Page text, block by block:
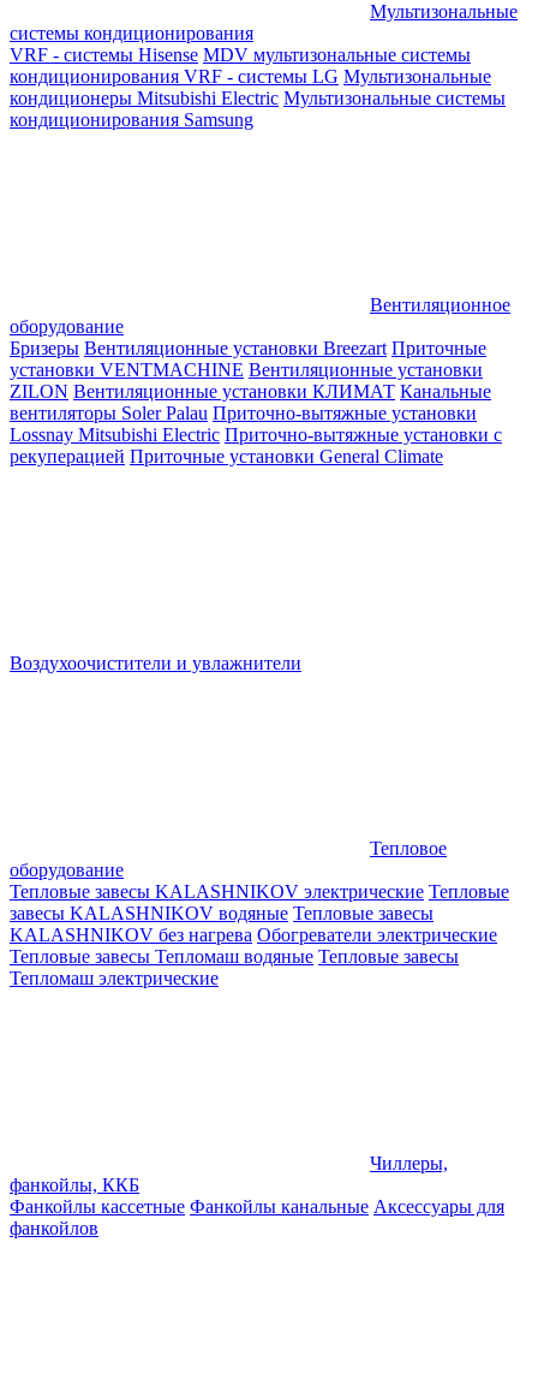
Мультизональные
системы кондиционирования
VRF - системы Hisense MDV мультизональные системы
кондиционирования VRF - системы LG Мультизональные
кондиционеры Mitsubishi Electric Мультизональные системы
кондиционирования Samsung
Вентиляционное
оборудование
Бризеры Вентиляционные установки Breezart Приточные
установки VENTMACHINE Вентиляционные установки
ZILON Вентиляционные установки КЛИМАТ Канальные
вентиляторы Soler Palau Приточно-вытяжные установки
Lossnay Mitsubishi Electric Приточно-вытяжные установки с
рекуперацией Приточные установки General Climate
Воздухоочистители и увлажнители
Тепловое
оборудование
Тепловые завесы KALASHNIKOV электрические Тепловые
завесы KALASHNIKOV водяные Тепловые завесы
KALASHNIKOV без нагрева Обогреватели электрические
Тепловые завесы Тепломаш водяные Тепловые завесы
Тепломаш электрические
Чиллеры,
фанкойлы, ККБ
Фанкойлы кассетные Фанкойлы канальные Аксессуары для
фанкойлов